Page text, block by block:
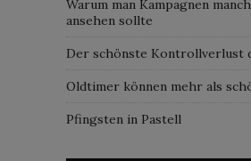
Warum man Kampagnen
ansehen sollte
Der schönste Kontrollverlust
Oldtimer können mehr als
Pfingsten in Pastell